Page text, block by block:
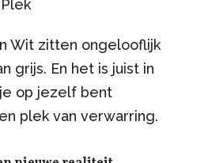
Wit zitten ongelooflijk
grijs. En het is juist in
op jezelf bent
plek van verwarring.